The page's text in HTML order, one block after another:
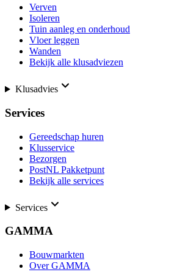
Verven
Isoleren
Tuin aanleg en onderhoud
Vloer leggen
Wanden
Bekijk alle klusadviezen
Klusadvies
Services
Gereedschap huren
Klusservice
Bezorgen
PostNL Pakketpunt
Bekijk alle services
Services
GAMMA
Bouwmarkten
Over GAMMA